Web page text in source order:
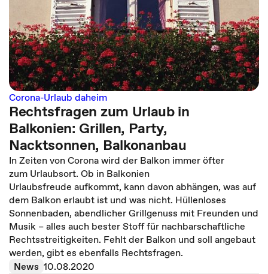
Corona-Urlaub daheim
Rechtsfragen zum Urlaub in
Balkonien: Grillen, Party,
Nacktsonnen, Balkonanbau
In Zeiten von Corona wird der Balkon immer öfter
zum Urlaubsort. Ob in Balkonien
Urlaubsfreude aufkommt, kann davon abhängen, was auf
dem Balkon erlaubt ist und was nicht. Hüllenloses
Sonnenbaden, abendlicher Grillgenuss mit Freunden und
Musik – alles auch bester Stoff für nachbarschaftliche
Rechtsstreitigkeiten. Fehlt der Balkon und soll angebaut
werden, gibt es ebenfalls Rechtsfragen.
News 10.08.2020